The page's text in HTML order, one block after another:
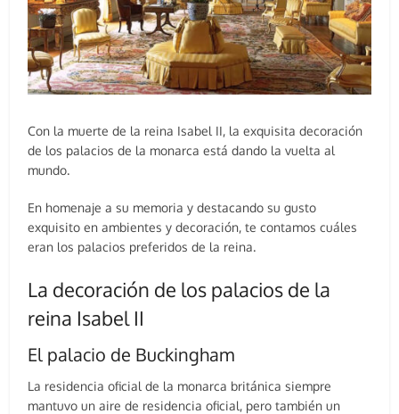
Con la muerte de la reina Isabel II, la exquisita decoración
de los palacios de la monarca está dando la vuelta al
mundo.
En homenaje a su memoria y destacando su gusto
exquisito en ambientes y decoración, te contamos cuáles
eran los palacios preferidos de la reina.
La decoración de los palacios de la
reina Isabel II
El palacio de Buckingham
La residencia oficial de la monarca británica siempre
mantuvo un aire de residencia oficial, pero también un